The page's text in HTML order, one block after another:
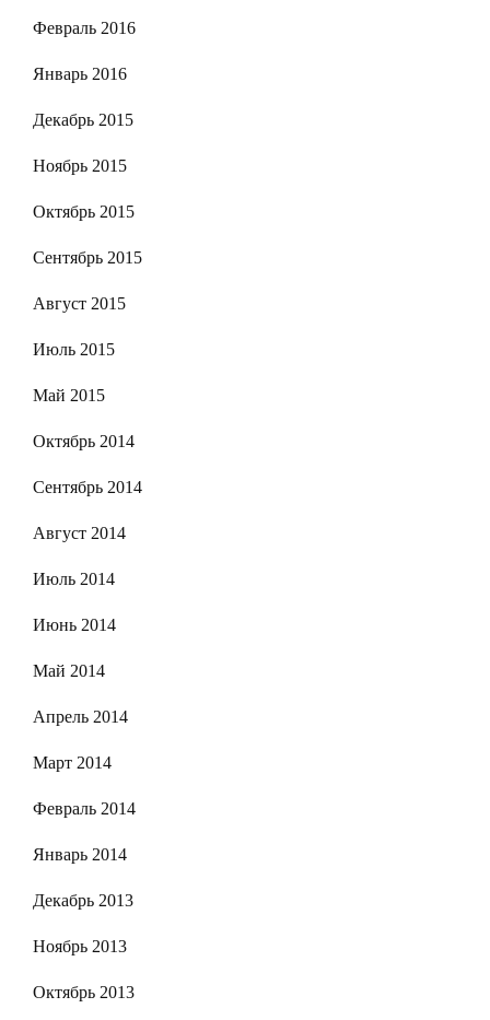
Февраль 2016
Январь 2016
Декабрь 2015
Ноябрь 2015
Октябрь 2015
Сентябрь 2015
Август 2015
Июль 2015
Май 2015
Октябрь 2014
Сентябрь 2014
Август 2014
Июль 2014
Июнь 2014
Май 2014
Апрель 2014
Март 2014
Февраль 2014
Январь 2014
Декабрь 2013
Ноябрь 2013
Октябрь 2013